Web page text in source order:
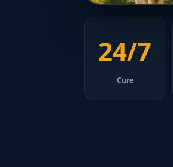
24/7
Cure